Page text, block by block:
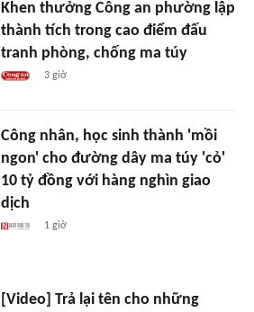
Khen thưởng Công an phường lập
thành tích trong cao điểm đấu
tranh phòng, chống ma túy
3 giờ
Công nhân, học sinh thành 'mồi
ngon' cho đường dây ma túy 'cỏ'
10 tỷ đồng với hàng nghìn giao
dịch
1 giờ
[Video] Trả lại tên cho những